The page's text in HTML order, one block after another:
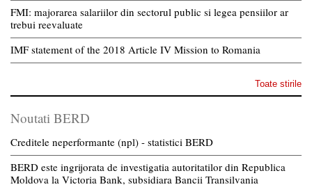
FMI: majorarea salariilor din sectorul public si legea pensiilor ar
trebui reevaluate
IMF statement of the 2018 Article IV Mission to Romania
Toate stirile
Noutati BERD
Creditele neperformante (npl) - statistici BERD
BERD este ingrijorata de investigatia autoritatilor din Republica
Moldova la Victoria Bank, subsidiara Bancii Transilvania